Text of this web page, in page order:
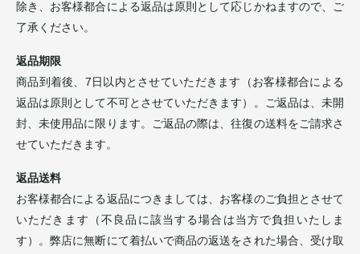
除き、お客様都合による返品は原則として応じかねますので、ご
了承ください。
返品期限
商品到着後、7日以内とさせていただきます（お客様都合による
返品は原則として不可とさせていただきます）。ご返品は、未開
封、未使用品に限ります。ご返品の際は、往復の送料をご請求さ
せていただきます。
返品送料
お客様都合による返品につきましては、お客様のご負担とさせて
いただきます（不良品に該当する場合は当方で負担いたしま
す）。弊店に無断にて着払いで商品の返送をされた場合、受け取